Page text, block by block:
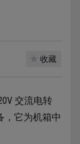
收藏
交流电转
，它为机箱中